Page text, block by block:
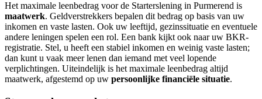
Het maximale leenbedrag voor de Starterslening in Purmerend is
maatwerk. Geldverstrekkers bepalen dit bedrag op basis van uw
inkomen en vaste lasten. Ook uw leeftijd, gezinssituatie en eventuele
andere leningen spelen een rol. Een bank kijkt ook naar uw BKR-
registratie. Stel, u heeft een stabiel inkomen en weinig vaste lasten;
dan kunt u vaak meer lenen dan iemand met veel lopende
verplichtingen. Uiteindelijk is het maximale leenbedrag altijd
maatwerk, afgestemd op uw persoonlijke financiële situatie.